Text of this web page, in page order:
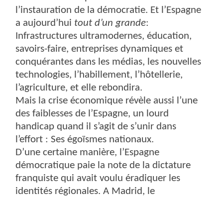
l’instauration de la démocratie. Et l’Espagne
a aujourd’hui tout d’un grande:
Infrastructures ultramodernes, éducation,
savoirs-faire, entreprises dynamiques et
conquérantes dans les médias, les nouvelles
technologies, l’habillement, l’hôtellerie,
l’agriculture, et elle rebondira.
Mais la crise économique révèle aussi l’une
des faiblesses de l’Espagne, un lourd
handicap quand il s’agit de s’unir dans
l’effort : Ses égoïsmes nationaux.
D’une certaine manière, l’Espagne
démocratique paie la note de la dictature
franquiste qui avait voulu éradiquer les
identités régionales. A Madrid, le